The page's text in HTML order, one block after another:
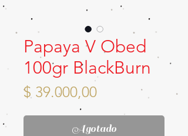
Papaya V Obed
100gr BlackBurn
$ 39.000,00Precio
Agotado